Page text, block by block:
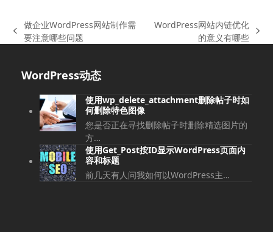
上
文
做企业WordPress网站制作需
要注意哪些问题
WordPress网站内链优化
的意义有哪些
WordPress动态
使用wp_delete_attachment删除帖子时如
何删除特色图像
您是否正在寻找删除帖子时删除精选图片的
方…
使用Get_Post按ID显示WordPress页面内
容和标题
前几天有人问我如何以WordPress主…